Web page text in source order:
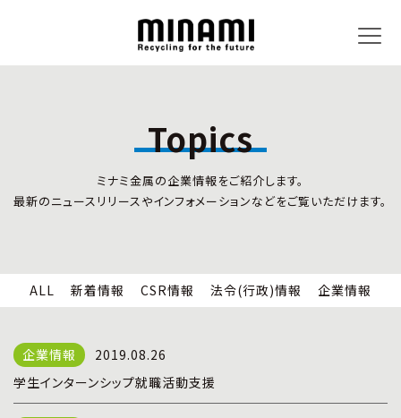
CSR情報
企業情報
全国事業所紹介
事業内容
リサイクルサービス
小型家電リサイクル法
全国の回収対応
Topics
ミナミ金属の企業情報をご紹介します。
最新のニュースリリースやインフォメーションなどをご覧いただけます。
ALL 新着情報 CSR情報 法令(行政)情報 企業情報
2019.08.26
学生インターンシップ就職活動支援